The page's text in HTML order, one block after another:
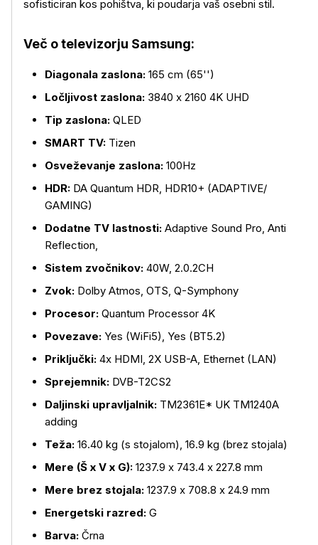
Več o izdelku
sofisticiran kos pohištva, ki poudarja vaš osebni stil.
Več o televizorju Samsung:
Diagonala zaslona: 165 cm (65'')
Ločljivost zaslona: 3840 x 2160 4K UHD
Tip zaslona: QLED
SMART TV: Tizen
Osveževanje zaslona: 100Hz
HDR: DA Quantum HDR, HDR10+ (ADAPTIVE/
GAMING)
Dodatne TV lastnosti: Adaptive Sound Pro, Anti
Reflection,
Sistem zvočnikov: 40W, 2.0.2CH
Zvok: Dolby Atmos, OTS, Q-Symphony
Procesor: Quantum Processor 4K
Povezave: Yes (WiFi5), Yes (BT5.2)
Priključki: 4x HDMI, 2X USB-A, Ethernet (LAN)
Sprejemnik: DVB-T2CS2
Daljinski upravljalnik: TM2361E* UK TM1240A
adding
Teža: 16.40 kg (s stojalom), 16.9 kg (brez stojala)
Mere (Š x V x G): 1237.9 x 743.4 x 227.8 mm
Mere brez stojala: 1237.9 x 708.8 x 24.9 mm
Energetski razred: G
Barva: Črna